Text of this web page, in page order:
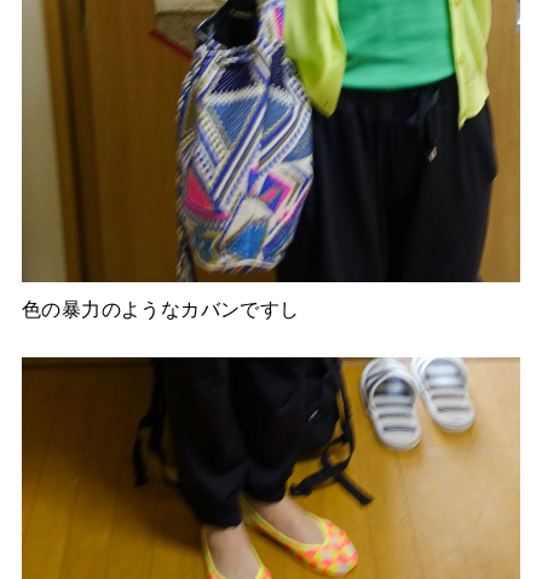
色の暴力のようなカバンですし